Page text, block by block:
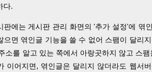
다.
판에는 게시판 관리 화면의 '추가 설정'에 엮
으면 엮인글 기능을 쓸 수 없어 스팸이 달리
소를 알고 있는 쪽에서 아랑곳하지 않고 스
이어지면, 엮인글은 달리지 않더라도 웹서